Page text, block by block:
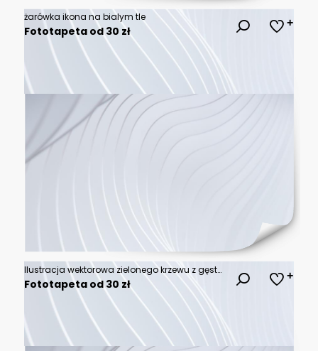
żarówka ikona na bialym tle
Fototapeta od 30 zł
Ilustracja wektorowa zielonego krzewu z gęstymi gałęziami i liśćmi, odizolowana na białym tle, idealna do projektów krajobrazowych i grafiki ogrodniczej.
Fototapeta od 30 zł